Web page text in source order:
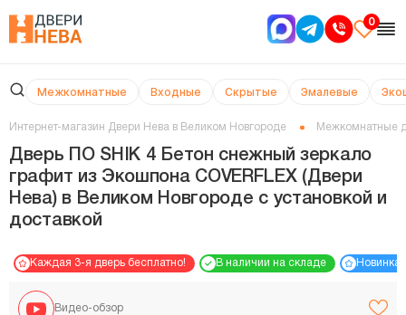
0
Межкомнатные Входные Скрытые Эмалевые
Интернет-магазин Двери Нева в Великом Новгороде Межкомнатные
Дверь ПО SHIK 4 Бетон снежный зеркало
графит из Экошпона COVERFLEX (Двери
Нева) в Великом Новгороде с установкой и
доставкой
Каждая 3-я дверь бесплатно! В наличии на складе Новинка
Видео-обзор